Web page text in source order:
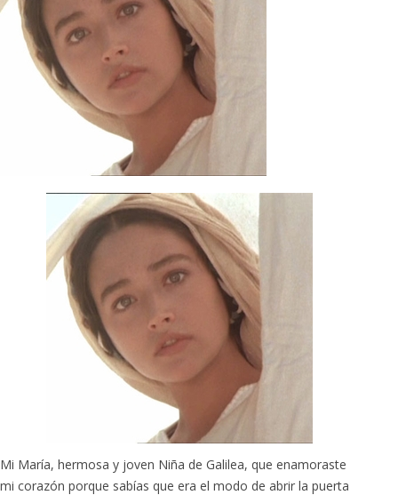
Mi María, hermosa y joven Niña de Galilea, que enamoraste
mi corazón porque sabías que era el modo de abrir la puerta